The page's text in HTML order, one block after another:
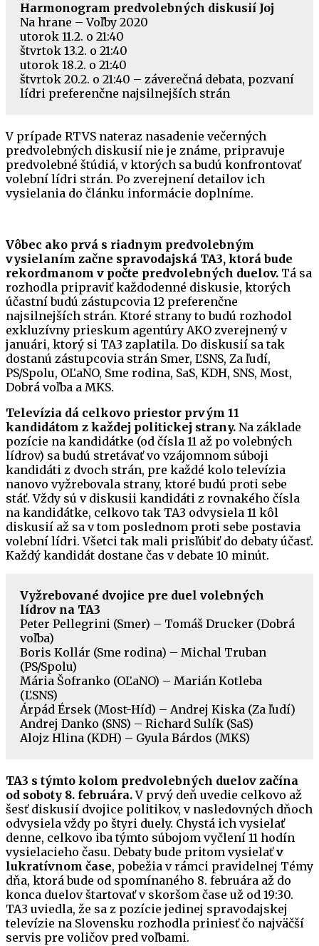
Harmonogram predvolebných diskusií Joj
Na hrane – Voľby 2020
utorok 11.2. o 21:40
štvrtok 13.2. o 21:40
utorok 18.2. o 21:40
štvrtok 20.2. o 21:40 – záverečná debata, pozvaní
lídri preferenčne najsilnejších strán
V prípade RTVS nateraz nasadenie večerných
predvolebných diskusií nie je známe, pripravuje
predvolebné štúdiá, v ktorých sa budú konfrontovať
volební lídri strán. Po zverejnení detailov ich
vysielania do článku informácie doplníme.
Vôbec ako prvá s riadnym predvolebným
vysielaním začne spravodajská TA3, ktorá bude
rekordmanom v počte predvolebných duelov. Tá sa
rozhodla pripraviť každodenné diskusie, ktorých
účastní budú zástupcovia 12 preferenčne
najsilnejších strán. Ktoré strany to budú rozhodol
exkluzívny prieskum agentúry AKO zverejnený v
januári, ktorý si TA3 zaplatila. Do diskusií sa tak
dostanú zástupcovia strán Smer, ĽSNS, Za ľudí,
PS/Spolu, OĽaNO, Sme rodina, SaS, KDH, SNS, Most,
Dobrá voľba a MKS.
Televízia dá celkovo priestor prvým 11
kandidátom z každej politickej strany. Na základe
pozície na kandidátke (od čísla 11 až po volebných
lídrov) sa budú stretávať vo vzájomnom súboji
kandidáti z dvoch strán, pre každé kolo televízia
nanovo vyžrebovala strany, ktoré budú proti sebe
stáť. Vždy sú v diskusii kandidáti z rovnakého čísla
na kandidátke, celkovo tak TA3 odvysiela 11 kôl
diskusií až sa v tom poslednom proti sebe postavia
volební lídri. Všetci tak mali prisľúbiť do debaty účasť.
Každý kandidát dostane čas v debate 10 minút.
Vyžrebované dvojice pre duel volebných
lídrov na TA3
Peter Pellegrini (Smer) – Tomáš Drucker (Dobrá
voľba)
Boris Kollár (Sme rodina) – Michal Truban
(PS/Spolu)
Mária Šofranko (OĽaNO) – Marián Kotleba
(ĽSNS)
Árpád Érsek (Most-Híd) – Andrej Kiska (Za ľudí)
Andrej Danko (SNS) – Richard Sulík (SaS)
Alojz Hlina (KDH) – Gyula Bárdos (MKS)
TA3 s týmto kolom predvolebných duelov začína
od soboty 8. februára.V prvý deň uvedie celkovo až
šesť diskusií dvojice politikov, v nasledovných dňoch
odvysiela vždy po štyri duely. Chystá ich vysielať
denne, celkovo iba týmto súbojom vyčlení 11 hodín
vysielacieho času. Debaty bude pritom vysielaťv
lukratívnom čase, pobežia v rámci pravidelnej Témy
dňa, ktorá bude od spomínaného 8. februára až do
konca duelov štartovať v skoršom čase už od 19:30.
TA3 uviedla, že sa z pozície jedinej spravodajskej
televízie na Slovensku rozhodla priniesť čo najväčší
servis pre voličov pred voľbami.